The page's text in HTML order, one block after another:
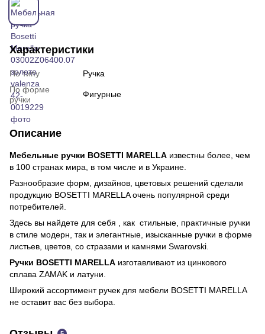
Характеристики
По типу
Ручка
По форме
ручки
Фигурные
Описание
Мебельные ручки BOSETTI MARELLA известны более, чем
в 100 странах мира, в том числе и в Украине.
Разнообразие форм, дизайнов, цветовых решений сделали
продукцию BOSETTI MARELLA очень популярной среди
потребителей.
Здесь вы найдете для себя , как стильные, практичные ручки
в стиле модерн, так и элегантные, изысканные ручки в форме
листьев, цветов, со стразами и камнями Swarovski.
Ручки BOSETTI MARELLA изготавливают из цинкового
сплава ZAMAK и латуни.
Широкий ассортимент ручек для мебели BOSETTI MARELLA
не оставит вас без выбора.